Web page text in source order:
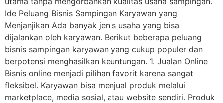
Ide Peluang Bisnis Sampingan Karyawan yang
Menjanjikan Ada banyak jenis usaha yang bisa
dijalankan oleh karyawan. Berikut beberapa peluang
bisnis sampingan karyawan yang cukup populer dan
berpotensi menghasilkan keuntungan. 1. Jualan Online
Bisnis online menjadi pilihan favorit karena sangat
fleksibel. Karyawan bisa menjual produk melalui
marketplace, media sosial, atau website sendiri. Produk